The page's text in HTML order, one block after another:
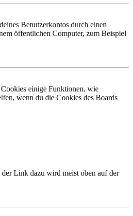
Benutzerkontos durch einen
öffentlichen Computer, zum Beispiel
einige Funktionen, wie
wenn du die Cookies des Boards
der Link dazu wird meist oben auf der